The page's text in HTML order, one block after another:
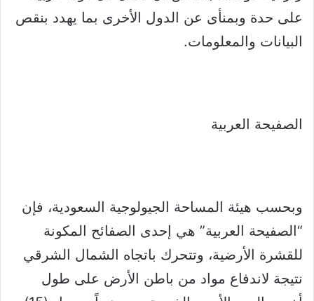
على حدة وبمنأى عن الدول الأخرى بما يهدد بنقص
البيانات والمعلومات.
الصفيحة العربية
وبحسب هيئة المساحة الجيولوجية السعودية، فإن
“الصفيحة العربية” هي إحدى الصفائح المكونة
للقشرة الأرضية، وتتحرك باتجاه الشمال الشرقي
نتيجة لاندفاع مواد من باطن الأرض على طول